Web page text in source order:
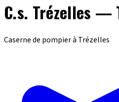
C.s. Trézelles —
Caserne de pompier à Trézelles